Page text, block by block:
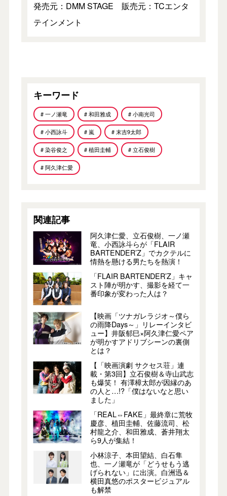
発売元：DMM STAGE 販売元：TCエンタ
テインメント
キーワード
# 一ノ瀬竜 # 和⽥雅成 # 小南光司
# 小西詠斗 # 嵐 # 末吉9太郎
# 染谷俊之 # 植田圭輔 # 立石俊樹
# 阿久津仁愛
関連記事
阿久津仁愛、立石俊樹、一ノ瀬
竜、小西詠斗らが「FLAIR
BARTENDER’Z」でカクテルに
情熱を懸ける男たちを熱演！
「FLAIR BARTENDER’Z」キャ
スト陣が明かす、撮影を経て一
番印象が変わった人は？
【映画「ツナガレラジオ～僕ら
の雨降Days～」リレーインタビ
ュー】井阪郁巳×阿久津仁愛ペア
が明かすアドリブシーンの裏側
とは？
【「映画演劇 サクセス荘」連
載・第3回】立石俊樹＆寺山武志
も爆笑！ 有澤樟太郎が因縁のあ
の人と…!?「僕はないなと思い
ました」
「REAL⇔FAKE」最終章に荒牧
慶彦、植田圭輔、佐藤流司、松
村龍之介、和田雅成、蒼井翔太
ら9人が集結！
小林涼子、本田望結、白石隼
也、一ノ瀬竜が「どうせもう逃
げられない」に出演。白洲迅＆
横田真悠のポスタービジュアル
も解禁